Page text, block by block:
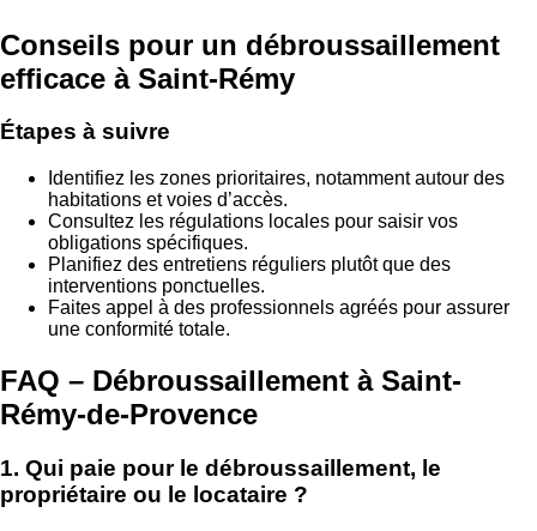
Conseils pour un débroussaillement
efficace à Saint-Rémy
Étapes à suivre
Identifiez les zones prioritaires, notamment autour des
habitations et voies d’accès.
Consultez les régulations locales pour saisir vos
obligations spécifiques.
Planifiez des entretiens réguliers plutôt que des
interventions ponctuelles.
Faites appel à des professionnels agréés pour assurer
une conformité totale.
FAQ – Débroussaillement à Saint-
Rémy-de-Provence
1. Qui paie pour le débroussaillement, le
propriétaire ou le locataire ?